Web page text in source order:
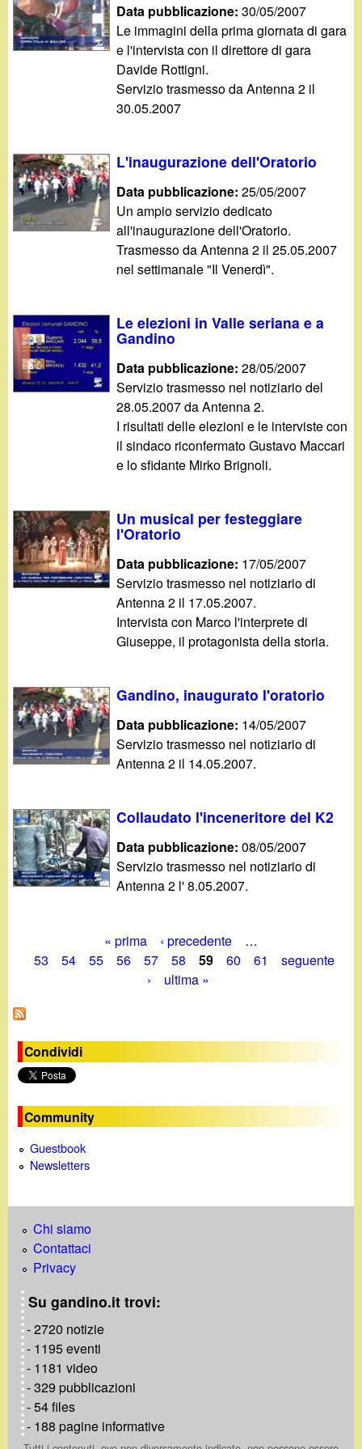
Data pubblicazione:30/05/2007
Le immagini della prima giornata di gara
e l'intervista con il direttore di gara
Davide Rottigni.
Servizio trasmesso da Antenna 2 il
30.05.2007
L'inaugurazione dell'Oratorio
Data pubblicazione:25/05/2007
Un ampio servizio dedicato
all'inaugurazione dell'Oratorio.
Trasmesso da Antenna 2 il 25.05.2007
nel settimanale "Il Venerdì".
Le elezioni in Valle seriana e a
Gandino
Data pubblicazione:28/05/2007
Servizio trasmesso nel notiziario del
28.05.2007 da Antenna 2.
I risultati delle elezioni e le interviste con
il sindaco riconfermato Gustavo Maccari
e lo sfidante Mirko Brignoli.
Un musical per festeggiare
l'Oratorio
Data pubblicazione: 17/05/2007
Servizio trasmesso nel notiziario di
Antenna 2 il 17.05.2007.
Intervista con Marco l'interprete di
Giuseppe, il protagonista della storia.
Gandino, inaugurato l'oratorio
Data pubblicazione: 14/05/2007
Servizio trasmesso nel notiziario di
Antenna 2 il 14.05.2007.
Collaudato l'inceneritore del K2
Data pubblicazione:08/05/2007
Servizio trasmesso nel notiziario di
Antenna 2 l' 8.05.2007.
g
i
n
e
« prima ‹ precedente
…
53
54 55 56 57 58 59 60 61
seguente
›
ultima »
Condividi
Community
Guestbook
Newsletters
Chi siamo
Contattaci
Privacy
Su gandino.it trovi:
- 2720 notizie
- 1195 eventi
- 1181 video
- 329 pubblicazioni
- 54 files
- 188 pagine informative